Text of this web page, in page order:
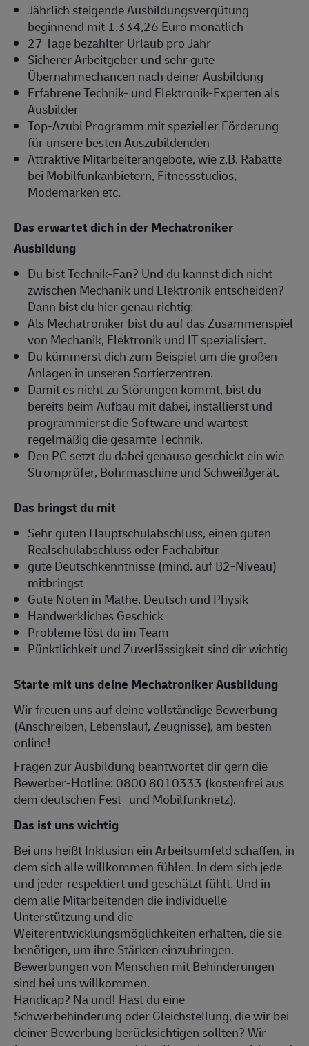
Jährlich steigende Ausbildungsvergütung
beginnend mit 1.334,26 Euro monatlich
27 Tage bezahlter Urlaub pro Jahr
Sicherer Arbeitgeber und sehr gute
Übernahmechancen nach deiner Ausbildung
Erfahrene Technik- und Elektronik-Experten als
Ausbilder
Top-Azubi Programm mit spezieller Förderung
für unsere besten Auszubildenden
Attraktive Mitarbeiterangebote, wie z.B. Rabatte
bei Mobilfunkanbietern, Fitnessstudios,
Modemarken etc.
Das erwartet dich in der Mechatroniker
Ausbildung
Du bist Technik-Fan? Und du kannst dich nicht
zwischen Mechanik und Elektronik entscheiden?
Dann bist du hier genau richtig:
Als Mechatroniker bist du auf das Zusammenspiel
von Mechanik, Elektronik und IT spezialisiert.
Du kümmerst dich zum Beispiel um die großen
Anlagen in unseren Sortierzentren.
Damit es nicht zu Störungen kommt, bist du
bereits beim Aufbau mit dabei, installierst und
programmierst die Software und wartest
regelmäßig die gesamte Technik.
Den PC setzt du dabei genauso geschickt ein wie
Stromprüfer, Bohrmaschine und Schweißgerät.
Das bringst du mit
Sehr guten Hauptschulabschluss, einen guten
Realschulabschluss oder Fachabitur
gute Deutschkenntnisse (mind. auf B2-Niveau)
mitbringst
Gute Noten in Mathe, Deutsch und Physik
Handwerkliches Geschick
Probleme löst du im Team
Pünktlichkeit und Zuverlässigkeit sind dir wichtig
Starte mit uns deine Mechatroniker Ausbildung
Wir freuen uns auf deine vollständige Bewerbung
(Anschreiben, Lebenslauf, Zeugnisse), am besten
online!
Fragen zur Ausbildung beantwortet dir gern die
Bewerber-Hotline: 0800 8010333 (kostenfrei aus
dem deutschen Fest- und Mobilfunknetz).
Das ist uns wichtig
Bei uns heißt Inklusion ein Arbeitsumfeld schaffen, in
dem sich alle willkommen fühlen. In dem sich jede
und jeder respektiert und geschätzt fühlt. Und in
dem alle Mitarbeitenden die individuelle
Unterstützung und die
Weiterentwicklungsmöglichkeiten erhalten, die sie
benötigen, um ihre Stärken einzubringen.
Bewerbungen von Menschen mit Behinderungen
sind bei uns willkommen.
Handicap? Na und! Hast du eine
Schwerbehinderung oder Gleichstellung, die wir bei
deiner Bewerbung berücksichtigen sollten? Wir